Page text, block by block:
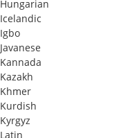
Hungarian
Icelandic
Igbo
Javanese
Kannada
Kazakh
Khmer
Kurdish
Kyrgyz
Latin